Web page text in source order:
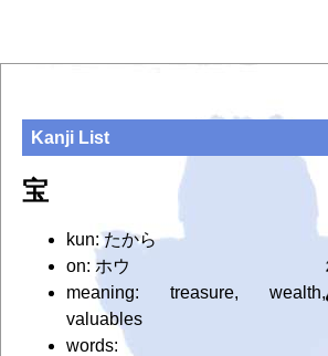
Kanji List
宝
kun: たから
on: ホウ
meaning: treasure, wealth,
valuables
words: